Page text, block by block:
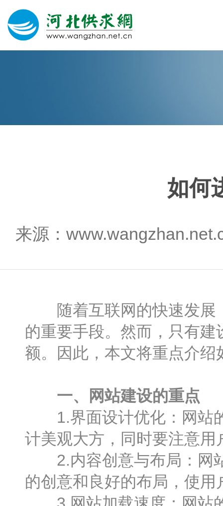
如何
来源：
随着互联网的快速发展
的重要手段。然而，只有
额。因此，本文将重点介
一、网站建设的重点
1.界面设计优化：网站的
计美观大方，同时要注意
2.内容创意与布局：网站
的创意和良好的布局，使